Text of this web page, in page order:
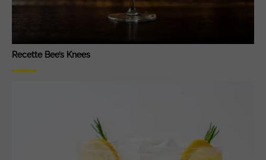
Recette Bee’s Knees